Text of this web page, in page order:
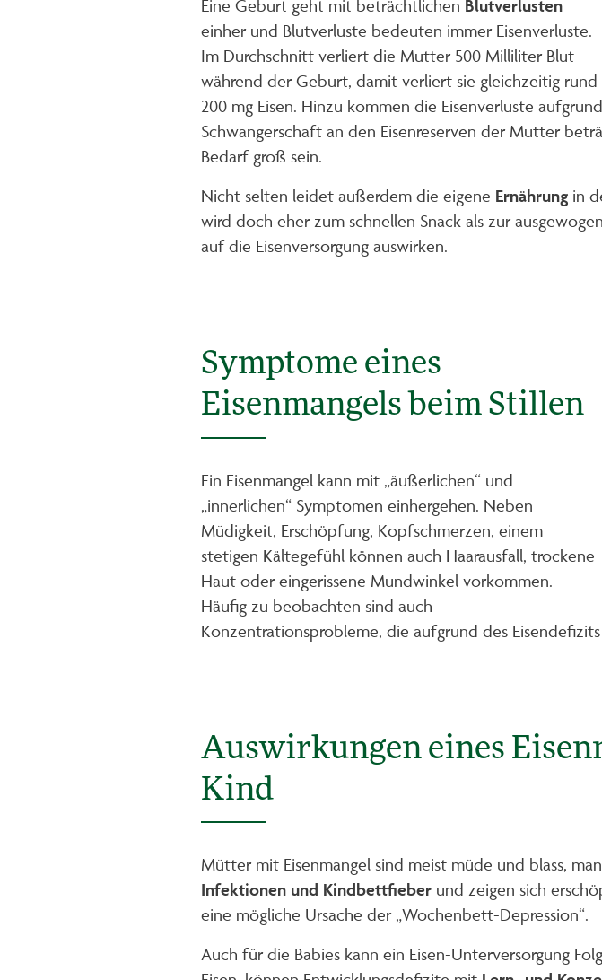
Eine Geburt geht mit beträchtlichen Blutverlusten
einher und Blutverluste bedeuten immer Eisenverluste.
Im Durchschnitt verliert die Mutter 500 Milliliter Blut
während der Geburt, damit verliert sie gleichzeitig rund
200 mg Eisen. Hinzu kommen die Eisenverluste
Schwangerschaft an den Eisenreserven der Mutter
Bedarf groß sein.
Nicht selten leidet außerdem die eigene Ernährung in
wird doch eher zum schnellen Snack als zur
auf die Eisenversorgung auswirken.
Symptome eines
Eisenmangels beim Stillen
Ein Eisenmangel kann mit „äußerlichen“ und
„innerlichen“ Symptomen einhergehen. Neben
Müdigkeit, Erschöpfung, Kopfschmerzen, einem
stetigen Kältegefühl können auch Haarausfall, trockene
Haut oder eingerissene Mundwinkel vorkommen.
Häufig zu beobachten sind auch
Konzentrationsprobleme, die aufgrund des
Auswirkungen eines
Kind
Mütter mit Eisenmangel sind meist müde und blass,
Infektionen und Kindbettfieber und zeigen sich
eine mögliche Ursache der „Wochenbett-Depression“.
Auch für die Babies kann ein Eisen-Unterversorgung